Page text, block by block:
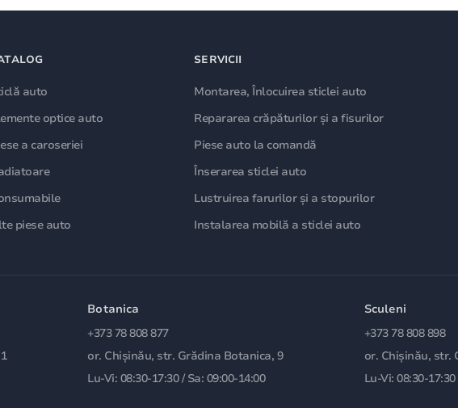
auto
optice auto
a caroseriei
piese auto
SERVICII
Montarea, Înlocuirea sticlei auto
Repararea crăpăturilor și a fisurilor
Piese auto la comandă
Înserarea sticlei auto
Lustruirea farurilor și a stopurilor
Instalarea mobilă a sticlei auto
Botanica
+373 78 808 877
or. Chișinău, str. Grădina Botanica, 9
Lu-Vi: 08:30-17:30 / Sa: 09:00-14:00
Sculeni
+373 78 808 898
or. Chișinău, str.
Lu-Vi: 08:30-